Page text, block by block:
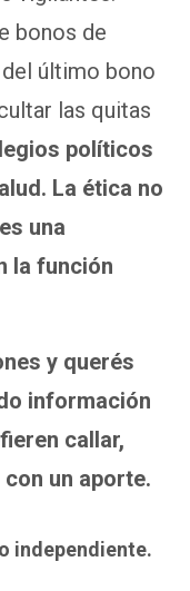
bonos de
último bono
las quitas
políticos
La ética no
una
la función
y querés
información
callar,
un aporte.
independiente.